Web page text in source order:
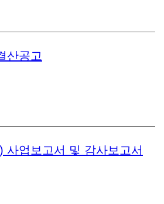
산공고
사업보고서 및 감사보고서